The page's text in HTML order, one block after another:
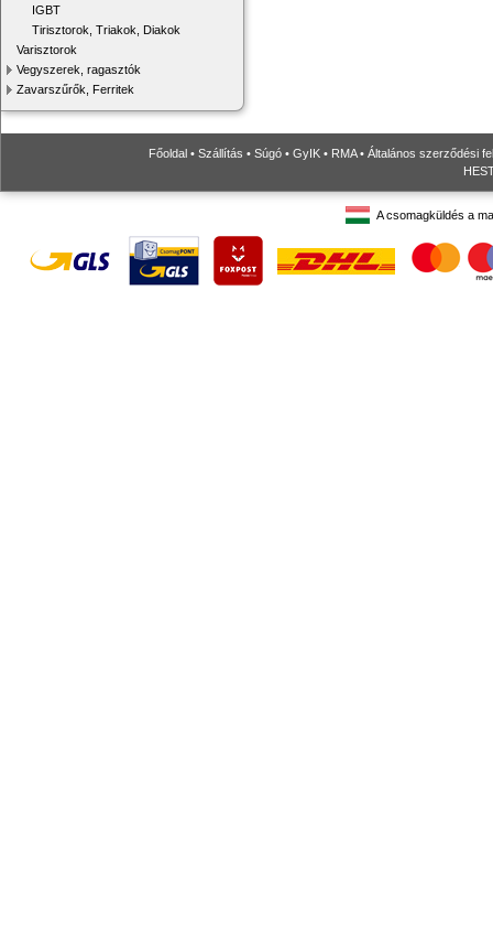
IGBT
Tirisztorok, Triakok, Diakok
Varisztorok
Vegyszerek, ragasztók
Zavarszűrők, Ferritek
Főoldal • Szállítás • Súgó • GyIK • RMA• Általános szerződési
A csomagküldés a